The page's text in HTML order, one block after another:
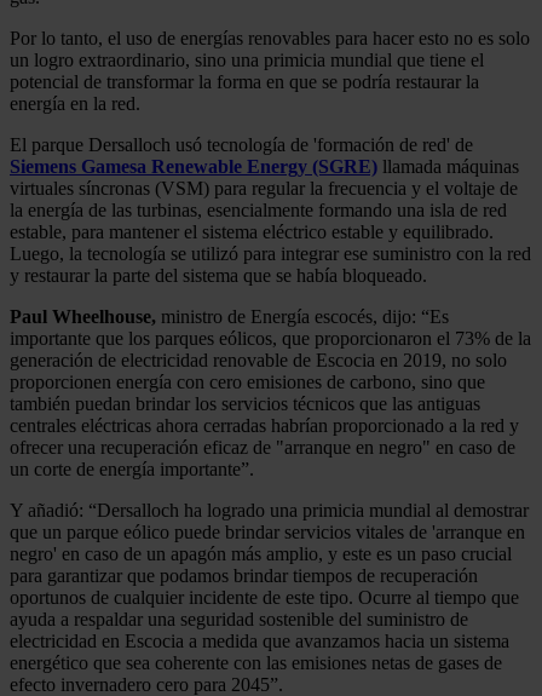
Por lo tanto, el uso de energías renovables para hacer esto no es solo
un logro extraordinario, sino una primicia mundial que tiene el
potencial de transformar la forma en que se podría restaurar la
energía en la red.
El parque Dersalloch usó tecnología de 'formación de red' de
Siemens Gamesa Renewable Energy (SGRE) llamada máquinas
virtuales síncronas (VSM) para regular la frecuencia y el voltaje de
la energía de las turbinas, esencialmente formando una isla de red
estable, para mantener el sistema eléctrico estable y equilibrado.
Luego, la tecnología se utilizó para integrar ese suministro con la red
y restaurar la parte del sistema que se había bloqueado.
Paul Wheelhouse, ministro de Energía escocés, dijo: “Es
importante que los parques eólicos, que proporcionaron el 73% de la
generación de electricidad renovable de Escocia en 2019, no solo
proporcionen energía con cero emisiones de carbono, sino que
también puedan brindar los servicios técnicos que las antiguas
centrales eléctricas ahora cerradas habrían proporcionado a la red y
ofrecer una recuperación eficaz de "arranque en negro" en caso de
un corte de energía importante”.
Y añadió: “Dersalloch ha logrado una primicia mundial al demostrar
que un parque eólico puede brindar servicios vitales de 'arranque en
negro' en caso de un apagón más amplio, y este es un paso crucial
para garantizar que podamos brindar tiempos de recuperación
oportunos de cualquier incidente de este tipo. Ocurre al tiempo que
ayuda a respaldar una seguridad sostenible del suministro de
electricidad en Escocia a medida que avanzamos hacia un sistema
energético que sea coherente con las emisiones netas de gases de
efecto invernadero cero para 2045”.